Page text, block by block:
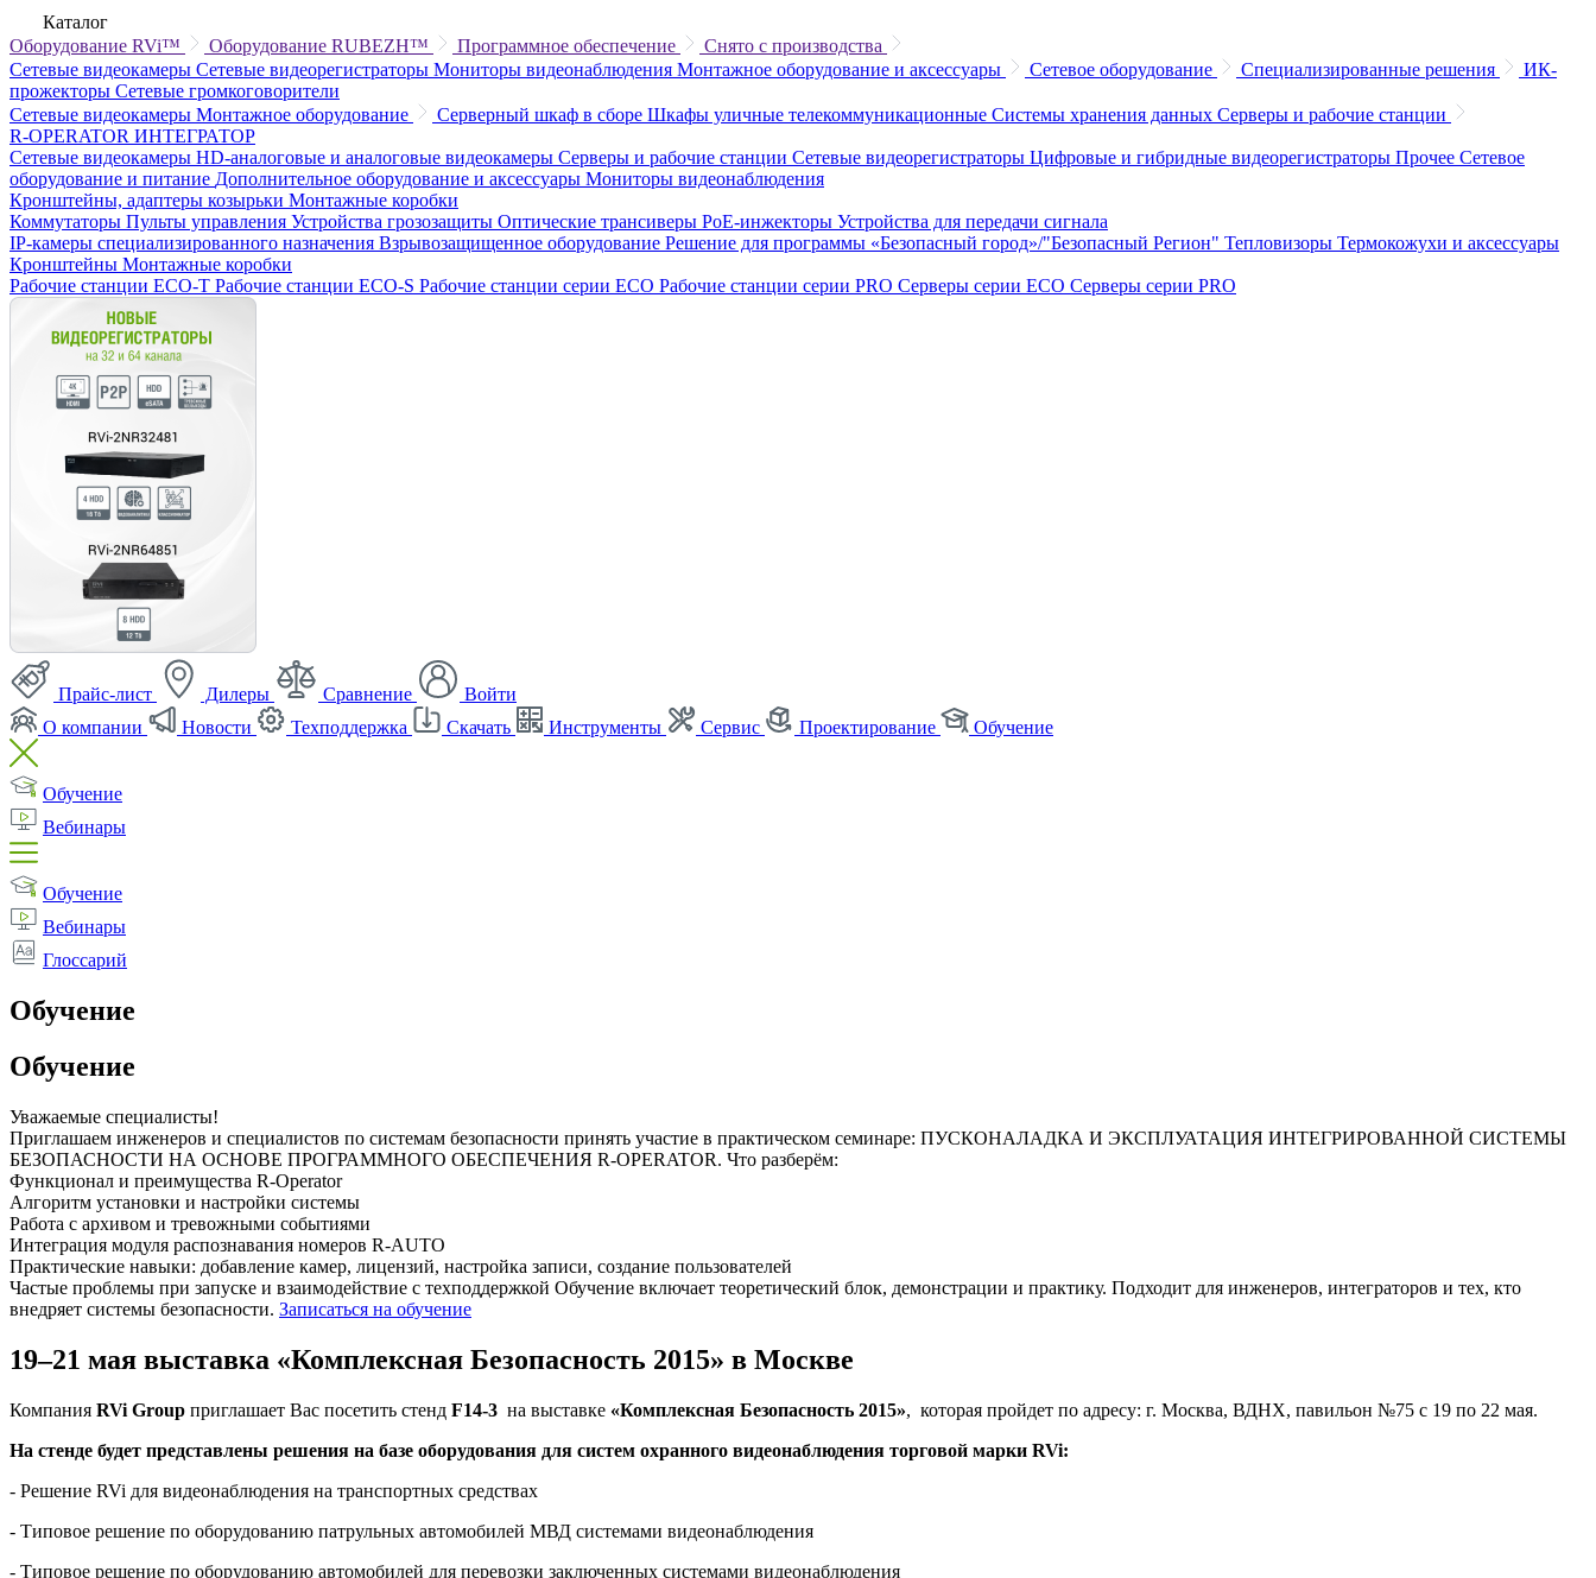
Каталог
Оборудование RVi™
Оборудование RUBEZH™ Программное обеспечение
Снято с производства
Сетевые видеокамеры Сетевые видеорегистраторы Мониторы видеонаблюдения Монтажное оборудование и аксессуары Сетевое оборудование Специализированные решения
ИК-
прожекторы Сетевые громкоговорители
Сетевые видеокамеры Монтажное оборудование Серверный шкаф в сборе Шкафы уличные телекоммуникационные Системы хранения данных Серверы и рабочие станции
R-OPERATOR ИНТЕГРАТОР
Сетевые видеокамеры HD-аналоговые и аналоговые видеокамеры Серверы и рабочие станции Сетевые видеорегистраторы Цифровые и гибридные видеорегистраторы Прочее Сетевое
оборудование и питание Дополнительное оборудование и аксессуары Мониторы видеонаблюдения
Кронштейны, адаптеры козырьки Монтажные коробки
Коммутаторы Пульты управления Устройства грозозащиты Оптические трансиверы PoE-инжекторы Устройства для передачи сигнала
IP-камеры специализированного назначения Взрывозащищенное оборудование Решение для программы «Безопасный город»/"Безопасный Регион" Тепловизоры Термокожухи и аксессуары
Кронштейны Монтажные коробки
Рабочие станции ECO-T Рабочие станции ECO-S Рабочие станции серии ECO Рабочие станции серии PRO Серверы серии ECO Серверы серии PRO
Прайс-лист Дилеры Сравнение
Войти
О компании
Новости Техподдержка Скачать Инструменты Сервис Проектирование Обучение
Обучение
Вебинары
Обучение
Вебинары
Глоссарий
Обучение
Обучение
Уважаемые специалисты!
Приглашаем инженеров и специалистов по системам безопасности принять участие в практическом семинаре: ПУСКОНАЛАДКА И ЭКСПЛУАТАЦИЯ ИНТЕГРИРОВАННОЙ СИСТЕМЫ
БЕЗОПАСНОСТИ НА ОСНОВЕ ПРОГРАММНОГО ОБЕСПЕЧЕНИЯ R‑OPERATOR. Что разберём:
Функционал и преимущества R-Operator
Алгоритм установки и настройки системы
Работа с архивом и тревожными событиями
Интеграция модуля распознавания номеров R-AUTO
Практические навыки: добавление камер, лицензий, настройка записи, создание пользователей
Частые проблемы при запуске и взаимодействие с техподдержкой Обучение включает теоретический блок, демонстрации и практику. Подходит для инженеров, интеграторов и тех, кто
внедряет системы безопасности. Записаться на обучение
19–21 мая выставка «Комплексная Безопасность 2015» в Москве
Компания RVi Group приглашает Вас посетить стенд F14-3 на выставке «Комплексная Безопасность 2015», которая пройдет по адресу: г. Москва, ВДНХ, павильон №75 с 19 по 22 мая.
На стенде будет представлены решения на базе оборудования для систем охранного видеонаблюдения торговой марки RVi:
- Решение RVi для видеонаблюдения на транспортных средствах
- Типовое решение по оборудованию патрульных автомобилей МВД системами видеонаблюдения
- Типовое решение по оборудованию автомобилей для перевозки заключенных системами видеонаблюдения